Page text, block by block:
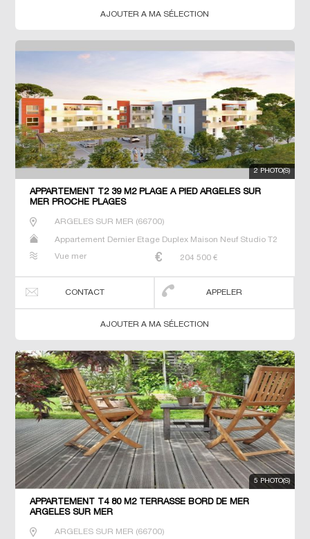
AJOUTER A MA SÉLECTION
2 PHOTO(S)
APPARTEMENT T2 39 M2 PLAGE À PIED ARGELES SUR
MER PROCHE PLAGES
ARGELES SUR MER (66700)
Appartement Dernier Etage Duplex Maison Neuf Studio T2
Vue mer
204 500 €
CONTACT APPELER
AJOUTER A MA SÉLECTION
5 PHOTO(S)
APPARTEMENT T4 80 M2 TERRASSE BORD DE MER
ARGELES SUR MER
ARGELES SUR MER (66700)